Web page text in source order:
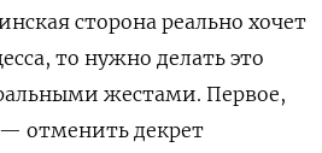
сторона реально хочет
то нужно делать это
жестами. Первое,
отменить декрет